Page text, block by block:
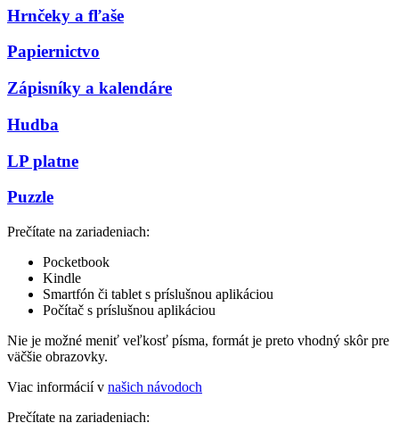
Hrnčeky a fľaše
Papiernictvo
Zápisníky a kalendáre
Hudba
LP platne
Puzzle
Prečítate na zariadeniach:
Pocketbook
Kindle
Smartfón či tablet s príslušnou aplikáciou
Počítač s príslušnou aplikáciou
Nie je možné meniť veľkosť písma, formát je preto vhodný skôr pre
väčšie obrazovky.
Viac informácií v našich návodoch
Prečítate na zariadeniach: